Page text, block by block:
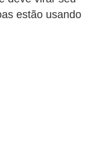
estão usando